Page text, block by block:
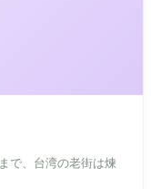
で、台湾の老街は煉